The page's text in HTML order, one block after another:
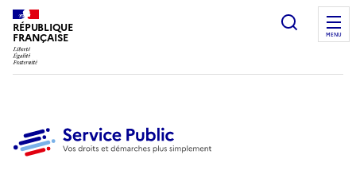
RÉPUBLIQUE
FRANÇAISE
Ouvrir
MENU